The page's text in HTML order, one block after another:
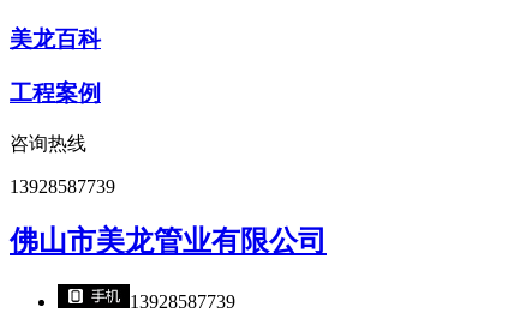
美龙百科
工程案例
咨询热线
13928587739
佛山市美龙管业有限公司
13928587739